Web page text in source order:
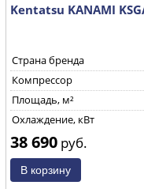
Kentatsu KANAMI
Страна бренда
Компрессор
Площадь, м²
Охлаждение, кВт
38 690 руб.